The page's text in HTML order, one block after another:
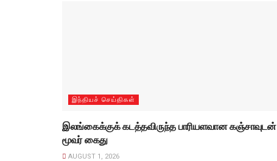
இந்தியச் செய்திகள்
இலங்கைக்குக் கடத்தவிருந்த பாரியளவான கஞ்சாவுடன்
மூவர் கைது
AUGUST 1, 2026